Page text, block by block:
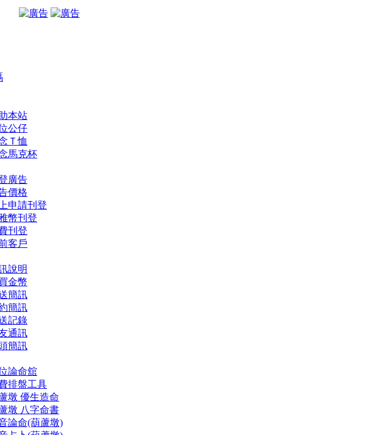
本站
公仔
Ｔ恤
馬克杯
廣告
價格
申請刊登
幣刊登
刊登
客戶
說明
金幣
簡訊
簡訊
記錄
通訊
簡訊
論命舘
排盤工具
墩 優生造命
墩 八字命書
論命(葫蘆墩)